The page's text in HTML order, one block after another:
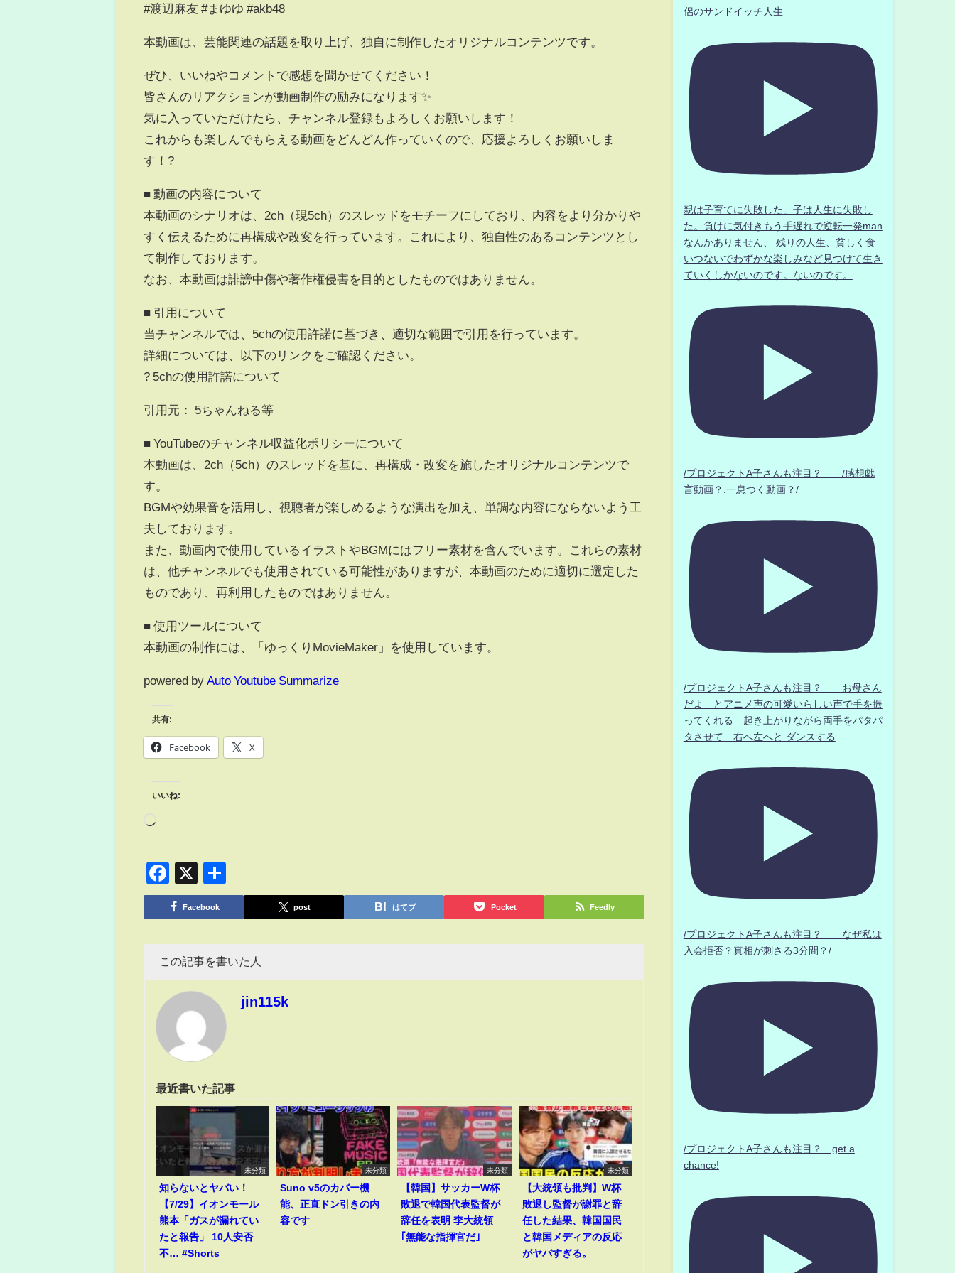
#渡辺麻友 #まゆゆ #akb48
本動画は、芸能関連の話題を取り上げ、独自に制作したオリジナルコンテンツです。
ぜひ、いいねやコメントで感想を聞かせてください！
皆さんのリアクションが動画制作の励みになります✨
気に入っていただけたら、チャンネル登録もよろしくお願いします！
これからも楽しんでもらえる動画をどんどん作っていくので、応援よろしくお願いしま
す！?
■ 動画の内容について
本動画のシナリオは、2ch（現5ch）のスレッドをモチーフにしており、内容をより分かりや
すく伝えるために再構成や改変を行っています。これにより、独自性のあるコンテンツとし
て制作しております。
なお、本動画は誹謗中傷や著作権侵害を目的としたものではありません。
■ 引用について
当チャンネルでは、5chの使用許諾に基づき、適切な範囲で引用を行っています。
詳細については、以下のリンクをご確認ください。
? 5chの使用許諾について
引用元： 5ちゃんねる等
■ YouTubeのチャンネル収益化ポリシーについて
本動画は、2ch（5ch）のスレッドを基に、再構成・改変を施したオリジナルコンテンツで
す。
BGMや効果音を活用し、視聴者が楽しめるような演出を加え、単調な内容にならないよう工
夫しております。
また、動画内で使用しているイラストやBGMにはフリー素材を含んでいます。これらの素材
は、他チャンネルでも使用されている可能性がありますが、本動画のために適切に選定した
ものであり、再利用したものではありません。
■ 使用ツールについて
本動画の制作には、「ゆっくりMovieMaker」を使用しています。
powered by Auto Youtube Summarize
共有:
Facebook X
いいね:
Facebook
X
有
Facebook post はてブ Pocket Feedly
この記事を書いた人
jin115k
最近書いた記事
未分類
知らないとヤバい！
【7/29】イオンモール
熊本「ガスが漏れてい
たと報告」 10人安否
不… #Shorts
未分類
Suno v5のカバー機
能、正直ドン引きの内
容です
未分類
【韓国】サッカーW杯
敗退で韓国代表監督が
辞任を表明 李大統領
｢無能な指揮官だ｣
未分類
【大統領も批判】W杯
敗退し監督が謝罪と辞
任した結果、韓国国民
と韓国メディアの反応
がヤバすぎる。
侶のサンドイッチ人生
親は子育てに失敗した」子は人生に失敗し
た。負けに気付きもう手遅れで逆転一発man
なんかありません、 残りの人生、貧しく食
いつないでわずかな楽しみなど見つけて生き
ていくしかないのです。ないのです。
/プロジェクトA子さんも注目？ /感想戯
言動画？.一息つく動画？/
/プロジェクトA子さんも注目？ お母さん
だよ とアニメ声の可愛いらしい声で手を振
ってくれる 起き上がりながら両手をパタパ
タさせて 右へ左へと ダンスする
/プロジェクトA子さんも注目？ なぜ私は
入会拒否？真相が刺さる3分間？/
/プロジェクトA子さんも注目？ get a
chance!